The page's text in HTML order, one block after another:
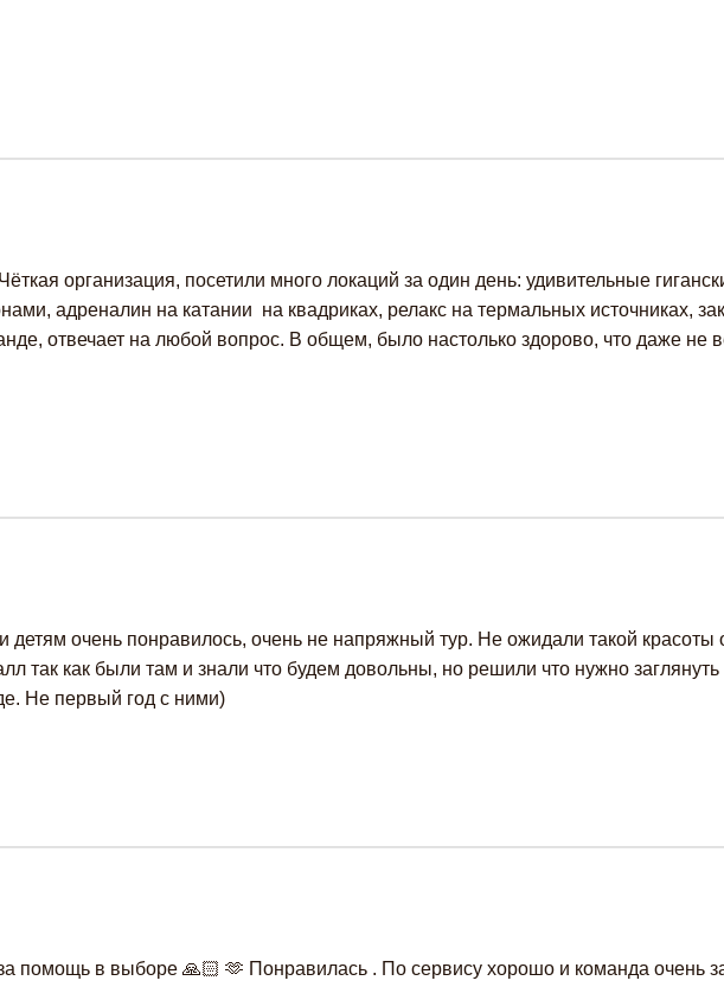
организация, посетили много локаций за один день: удивительные
адреналин на катании на квадриках, релакс на термальных источниках,
отвечает на любой вопрос. В общем, было настолько здорово, что даже не
очень понравилось, очень не напряжный тур. Не ожидали такой красоты
так как были там и знали что будем довольны, но решили что нужно
Не первый год с ними)
помощь в выборе 🙏🏻 🫶 Понравилась . По сервису хорошо и команда очень